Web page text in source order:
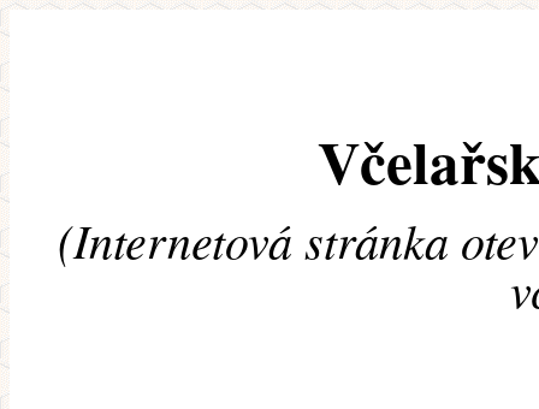
(Internetová stránka